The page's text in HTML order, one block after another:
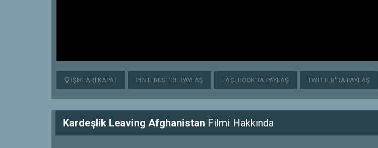
IŞIKLARI KAPAT PINTEREST'DE PAYLAŞ FACEBOOK'TA PAYLAŞ TWITTER'DA PAYLAŞ
Kardeşlik Leaving Afghanistan Filmi Hakkında